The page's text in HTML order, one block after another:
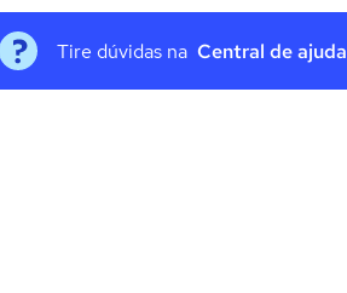
Tire dúvidas na Central de ajuda